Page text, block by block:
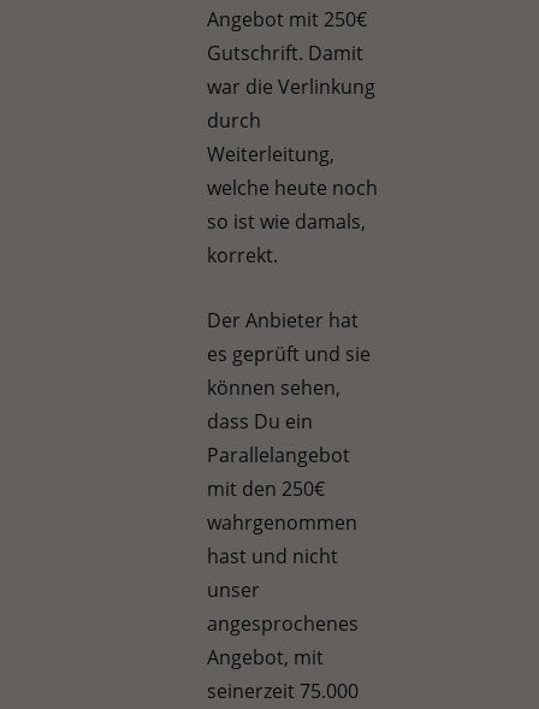
Angebot mit 250€
Gutschrift. Damit
war die Verlinkung
durch
Weiterleitung,
welche heute noch
so ist wie damals,
korrekt.
Der Anbieter hat
es geprüft und sie
können sehen,
dass Du ein
Parallelangebot
mit den 250€
wahrgenommen
hast und nicht
unser
angesprochenes
Angebot, mit
seinerzeit 75.000